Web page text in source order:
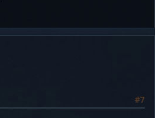
#7